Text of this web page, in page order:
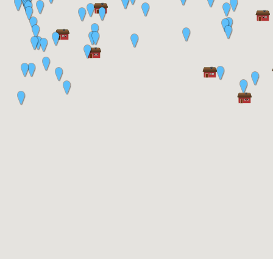
Direktlänk:
https://torp.hembygdbankeryd.se/_/svinhaga/flaskebo/berget/